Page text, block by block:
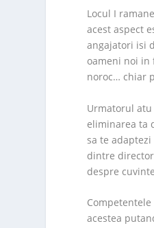
Locul I
acest aspect
angajatori isi
oameni noi in
noroc… chiar
Urmatorul
eliminarea ta
sa te
dintre
despre
acestea